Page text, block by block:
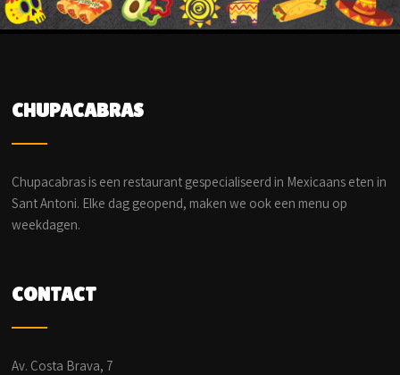
CHUPACABRAS
Chupacabras is een restaurant gespecialiseerd in Mexicaans eten in
Sant Antoni. Elke dag geopend, maken we ook een menu op
weekdagen.
CONTACT
Av. Costa Brava, 7